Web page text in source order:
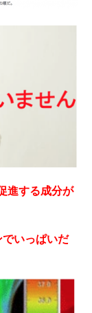
進する成分が
いっぱいだ